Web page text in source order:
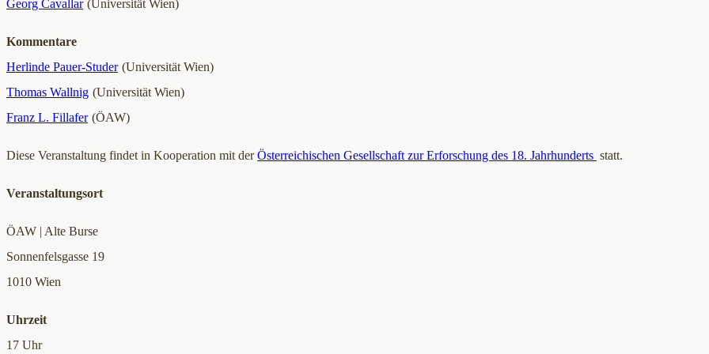
Georg Cavallar(Universität Wien)
Kommentare
Herlinde Pauer-Studer(Universität Wien)
Thomas Wallnig (Universität Wien)
Franz L. Fillafer(ÖAW)
Diese Veranstaltung findet in Kooperation mit derÖsterreichischen Gesellschaft zur Erforschung des 18. Jahrhunderts statt.
Veranstaltungsort
ÖAW | Alte Burse
Sonnenfelsgasse 19
1010 Wien
Uhrzeit
17 Uhr